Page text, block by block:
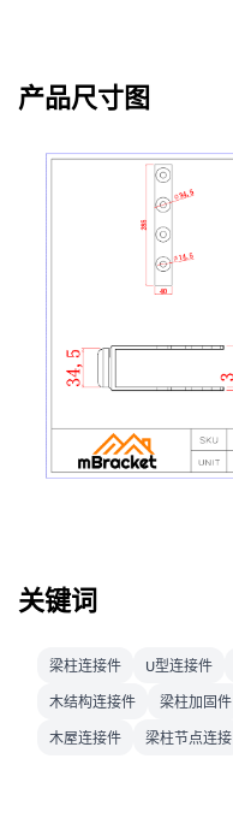
产品尺寸图
关键词
梁柱连接件 U型连接件
木结构连接件
梁柱加固件
木屋连接件
梁柱节点连接